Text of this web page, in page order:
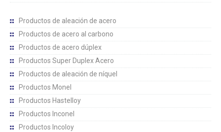
Productos de aleación de acero
Productos de acero al carbono
Productos de acero dúplex
Productos Super Duplex Acero
Productos de aleación de níquel
Productos Monel
Productos Hastelloy
Productos Inconel
Productos Incoloy